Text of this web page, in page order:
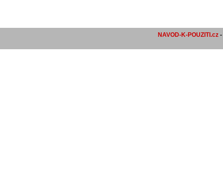
NAVOD-K-POUZITI.cz